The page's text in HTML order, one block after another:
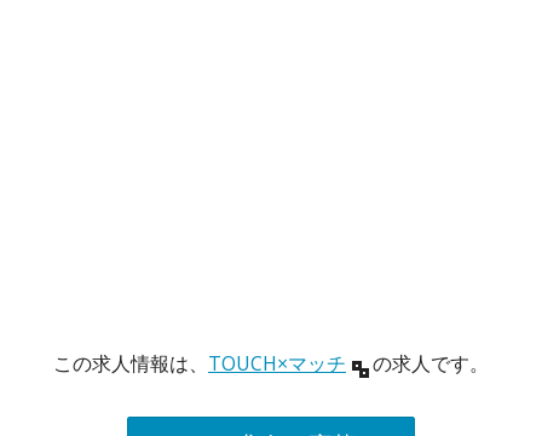
この求人情報は、 TOUCH×マッチ の求人です。